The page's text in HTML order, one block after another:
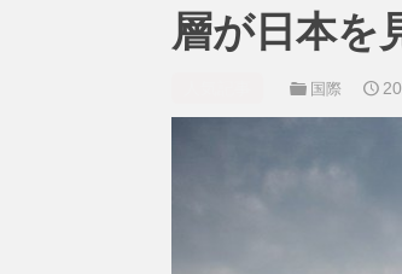
層が日本を
国際